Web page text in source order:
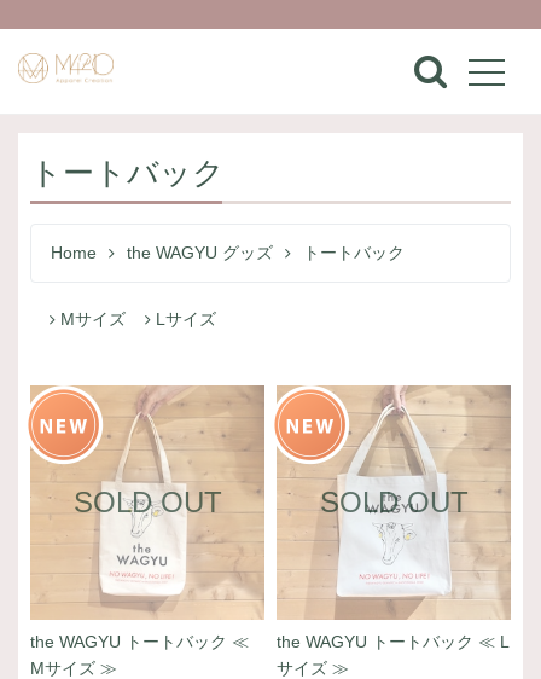
トートバック
Home the WAGYU グッズ トートバック
Mサイズ Lサイズ
SOLD OUT
the WAGYU トートバック ≪
Mサイズ ≫
SOLD OUT
the WAGYU トートバック ≪ L
サイズ ≫